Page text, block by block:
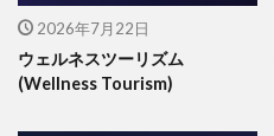
2026年7月22日
ウェルネスツーリズム
(Wellness Tourism)